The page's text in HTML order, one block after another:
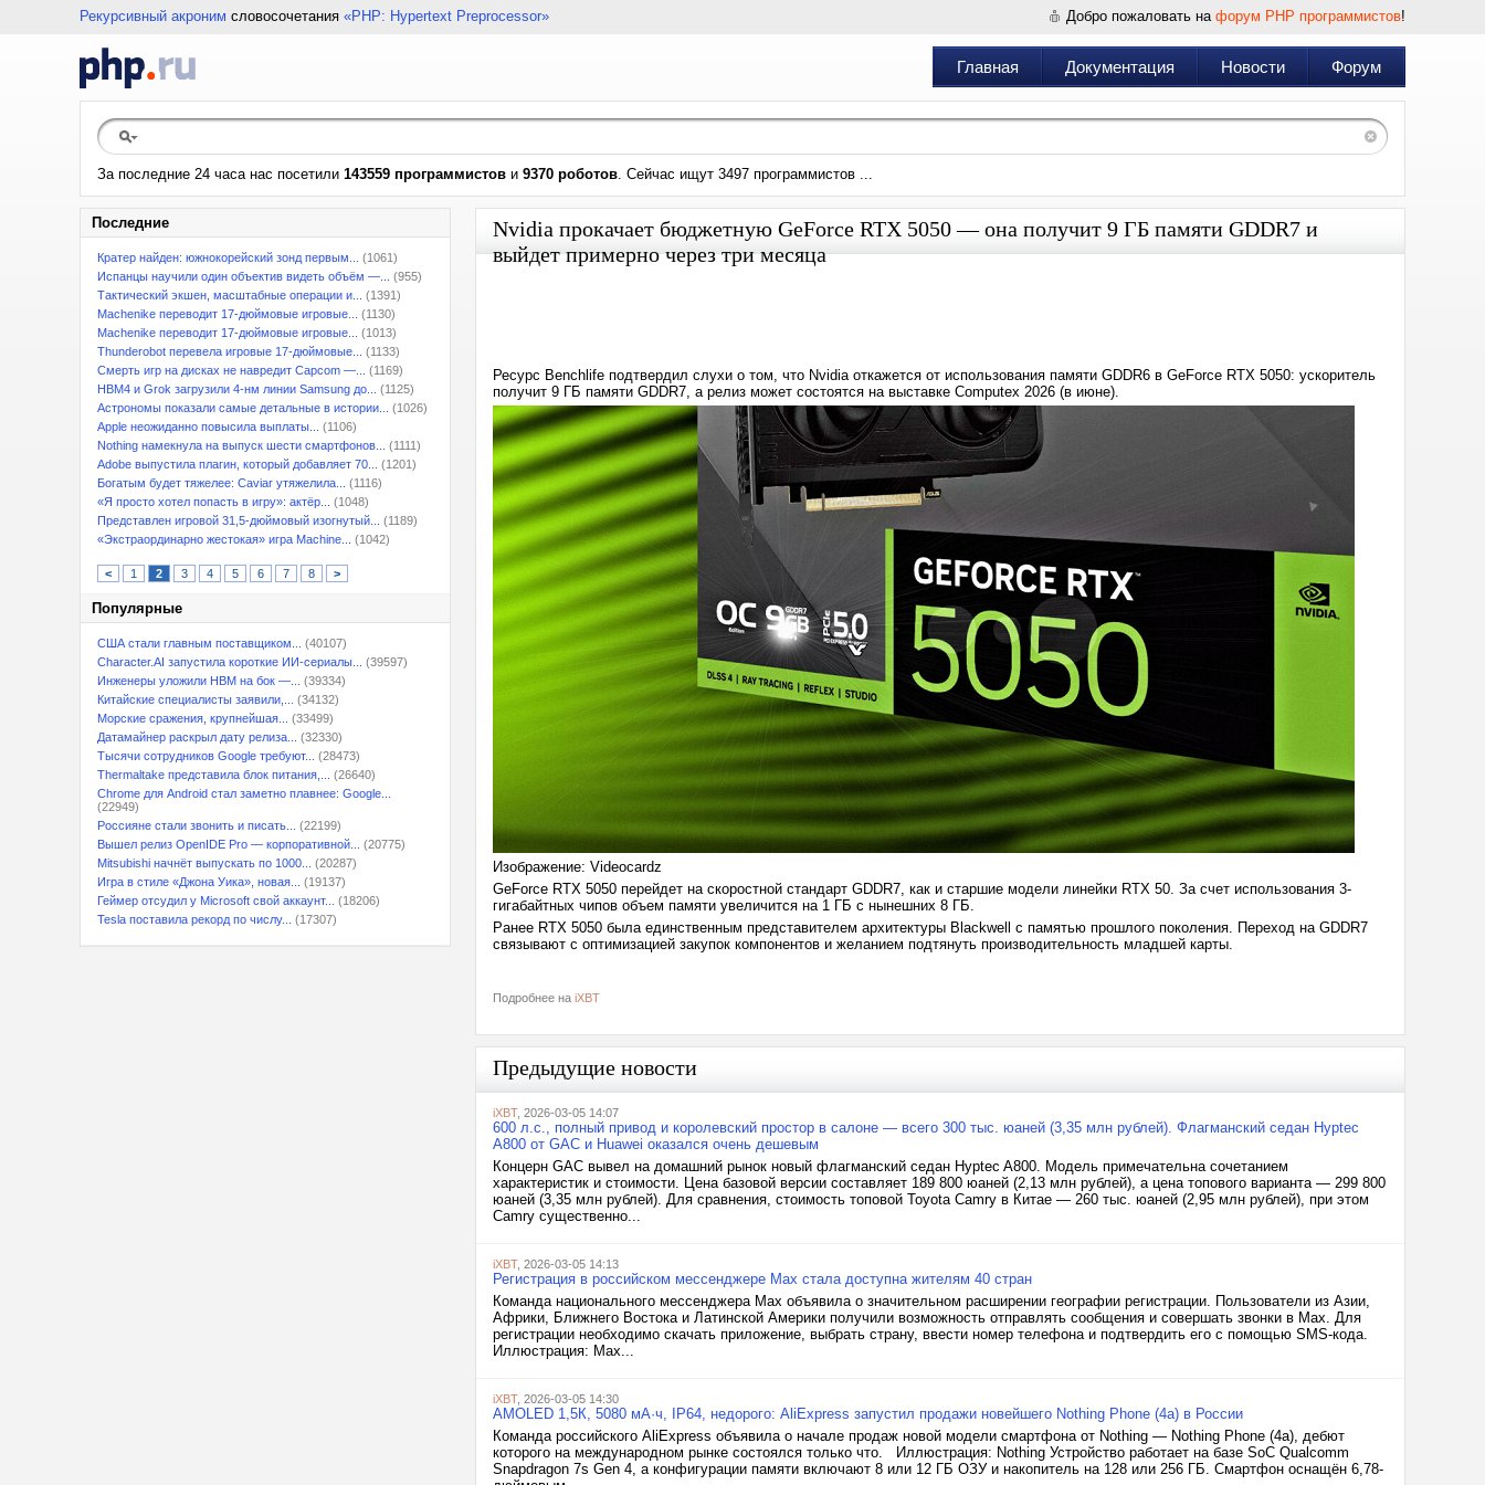
Рекурсивный акроним словосочетания «PHP: Hypertext Preprocessor» Добро пожаловать на форум PHP программистов!
Главная Документация Новости Форум
За последние 24 часа нас посетили 143559 программистов и 9370 роботов. Сейчас ищут 3497 программистов ...
Последние
Кратер найден: южнокорейский зонд первым...
(1061)
Испанцы научили один объектив видеть объём —...
(955)
Тактический экшен, масштабные операции и...
(1391)
Machenike переводит 17-дюймовые игровые...
(1130)
Machenike переводит 17-дюймовые игровые...
(1013)
Thunderobot перевела игровые 17-дюймовые...
(1133)
Смерть игр на дисках не навредит Capcom —...
(1169)
HBM4 и Grok загрузили 4-нм линии Samsung до...
(1125)
Астрономы показали самые детальные в истории...
(1026)
Apple неожиданно повысила выплаты...
(1106)
Nothing намекнула на выпуск шести смартфонов...
(1111)
Adobe выпустила плагин, который добавляет 70...
(1201)
Богатым будет тяжелее: Caviar утяжелила...
(1116)
«Я просто хотел попасть в игру»: актёр...
(1048)
Представлен игровой 31,5-дюймовый изогнутый...
(1189)
«Экстраординарно жестокая» игра Machine...
(1042)
< 1 2 3 4 5 6 7 8 >
Популярные
США стали главным поставщиком...
(40107)
Character.AI запустила короткие ИИ-сериалы...
(39597)
Инженеры уложили HBM на бок —...
(39334)
Китайские специалисты заявили,...
(34132)
Морские сражения, крупнейшая...
(33499)
Датамайнер раскрыл дату релиза...
(32330)
Тысячи сотрудников Google требуют...
(28473)
Thermaltake представила блок питания,...
(26640)
Chrome для Android стал заметно плавнее: Google...
(22949)
Россияне стали звонить и писать...
(22199)
Вышел релиз OpenIDE Pro — корпоративной...
(20775)
Mitsubishi начнёт выпускать по 1000...
(20287)
Игра в стиле «Джона Уика», новая...
(19137)
Геймер отсудил у Microsoft свой аккаунт...
(18206)
Tesla поставила рекорд по числу...
(17307)
Nvidia прокачает бюджетную GeForce RTX 5050 — она получит 9 ГБ памяти GDDR7 и
выйдет примерно через три месяца
Ресурс Benchlife подтвердил слухи о том, что Nvidia откажется от использования памяти GDDR6 в GeForce RTX 5050: ускоритель
получит 9 ГБ памяти GDDR7, а релиз может состоятся на выставке Computex 2026 (в июне).
Изображение: Videocardz
GeForce RTX 5050 перейдет на скоростной стандарт GDDR7, как и старшие модели линейки RTX 50. За счет использования 3-
гигабайтных чипов объем памяти увеличится на 1 ГБ с нынешних 8 ГБ.
Ранее RTX 5050 была единственным представителем архитектуры Blackwell с памятью прошлого поколения. Переход на GDDR7
связывают с оптимизацией закупок компонентов и желанием подтянуть производительность младшей карты.
Подробнее на iXBT
Предыдущие новости
iXBT, 2026-03-05 14:07
600 л.с., полный привод и королевский простор в салоне — всего 300 тыс. юаней (3,35 млн рублей). Флагманский седан Hyptec
A800 от GAC и Huawei оказался очень дешевым
Концерн GAC вывел на домашний рынок новый флагманский седан Hyptec A800. Модель примечательна сочетанием
характеристик и стоимости. Цена базовой версии составляет 189 800 юаней (2,13 млн рублей), а цена топового варианта — 299 800
юаней (3,35 млн рублей). Для сравнения, стоимость топовой Toyota Camry в Китае — 260 тыс. юаней (2,95 млн рублей), при этом
Camry существенно...
iXBT, 2026-03-05 14:13
Регистрация в российском мессенджере Max стала доступна жителям 40 стран
Команда национального мессенджера Max объявила о значительном расширении географии регистрации. Пользователи из Азии,
Африки, Ближнего Востока и Латинской Америки получили возможность отправлять сообщения и совершать звонки в Max. Для
регистрации необходимо скачать приложение, выбрать страну, ввести номер телефона и подтвердить его с помощью SMS-кода.
Иллюстрация: Max...
iXBT, 2026-03-05 14:30
AMOLED 1,5К, 5080 мА·ч, IP64, недорого: AliExpress запустил продажи новейшего Nothing Phone (4a) в России
Команда российского AliExpress объявила о начале продаж новой модели смартфона от Nothing — Nothing Phone (4a), дебют
которого на международном рынке состоялся только что. Иллюстрация: Nothing Устройство работает на базе SoC Qualcomm
Snapdragon 7s Gen 4, а конфигурации памяти включают 8 или 12 ГБ ОЗУ и накопитель на 128 или 256 ГБ. Смартфон оснащён 6,78-